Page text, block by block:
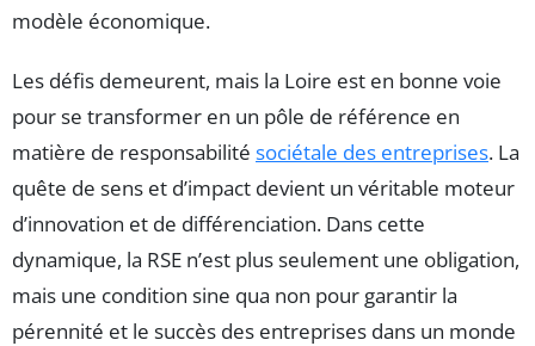
modèle économique.
Les défis demeurent, mais la Loire est en bonne voie
pour se transformer en un pôle de référence en
matière de responsabilité sociétale des entreprises. La
quête de sens et d’impact devient un véritable moteur
d’innovation et de différenciation. Dans cette
dynamique, la RSE n’est plus seulement une obligation,
mais une condition sine qua non pour garantir la
pérennité et le succès des entreprises dans un monde